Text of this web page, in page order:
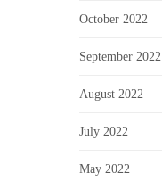
October 2022
September 2022
August 2022
July 2022
May 2022